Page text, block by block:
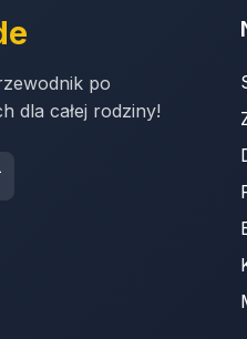
po
dla całej rodziny!